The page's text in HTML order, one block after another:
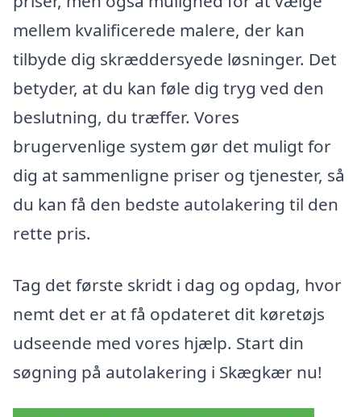
mellem kvalificerede malere, der kan
tilbyde dig skræddersyede løsninger. Det
betyder, at du kan føle dig tryg ved den
beslutning, du træffer. Vores
brugervenlige system gør det muligt for
dig at sammenligne priser og tjenester, så
du kan få den bedste autolakering til den
rette pris.
Tag det første skridt i dag og opdag, hvor
nemt det er at få opdateret dit køretøjs
udseende med vores hjælp. Start din
søgning på autolakering i Skægkær nu!